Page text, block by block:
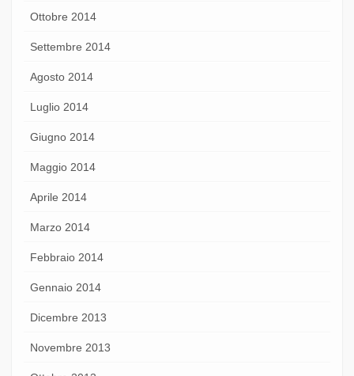
Ottobre 2014
Settembre 2014
Agosto 2014
Luglio 2014
Giugno 2014
Maggio 2014
Aprile 2014
Marzo 2014
Febbraio 2014
Gennaio 2014
Dicembre 2013
Novembre 2013